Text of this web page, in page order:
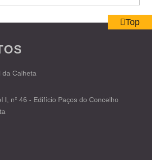
da Calheta
I, nº 46 - Edifício Paços do Concelho
Top